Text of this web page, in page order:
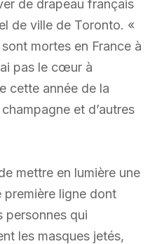
de drapeau français
de ville de Toronto. «
mortes en France à
pas le cœur à
cette année de la
et d’autres
mettre en lumière une
ligne dont
personnes qui
les masques jetés,